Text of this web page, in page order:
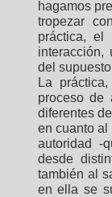
hagamos
tropezar
práctica,
interacción,
del
La
proceso de
diferentes
en cuanto al
autoridad -
desde
también al
en ella se